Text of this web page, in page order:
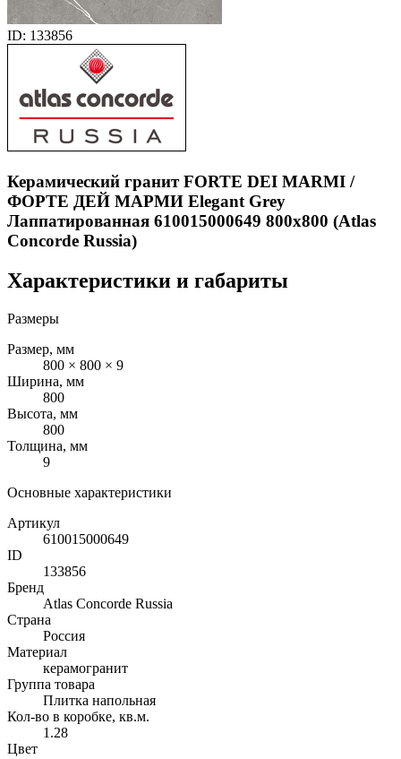
ID: 133856
Керамический гранит FORTE DEI MARMI /
ФОРТЕ ДЕЙ МАРМИ Elegant Grey
Лаппатированная 610015000649 800x800 (Atlas
Concorde Russia)
Характеристики и габариты
Размеры
Размер, мм
800 × 800 × 9
Ширина, мм
800
Высота, мм
800
Толщина, мм
9
Основные характеристики
Артикул
610015000649
ID
133856
Бренд
Atlas Concorde Russia
Страна
Россия
Материал
керамогранит
Группа товара
Плитка напольная
Кол-во в коробке, кв.м.
1.28
Цвет